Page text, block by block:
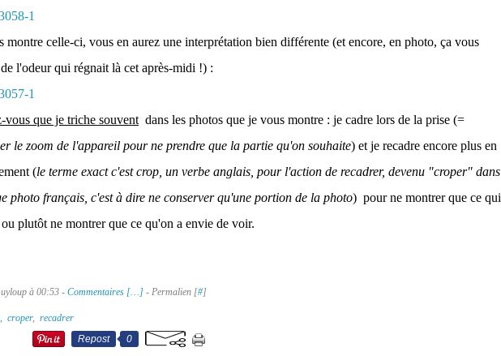
montre celle-ci, vous en aurez une interprétation bien différente (et encore, en photo, ça vous
l'odeur qui régnait là cet après-midi !) :
vous que je triche souvent dans les photos que je vous montre : je cadre lors de la prise (=
le zoom de l'appareil pour ne prendre que la partie qu'on souhaite) et je recadre encore plus en
(le terme exact c'est crop, un verbe anglais, pour l'action de recadrer, devenu "croper" dans
photo français, c'est à dire ne conserver qu'une portion de la photo) pour ne montrer que ce qui
ou plutôt ne montrer que ce qu'on a envie de voir.
à 00:53 - Commentaires […] - Permalien [#]
, croper, recadrer
Repost
0